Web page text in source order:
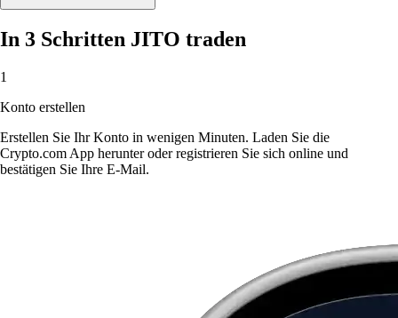
In 3 Schritten JITO traden
1
Konto erstellen
Erstellen Sie Ihr Konto in wenigen Minuten. Laden Sie die
Crypto.com App herunter oder registrieren Sie sich online und
bestätigen Sie Ihre E-Mail.